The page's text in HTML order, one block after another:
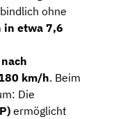
ohne
etwa 7,6
km/h. Beim
Die
ermöglicht